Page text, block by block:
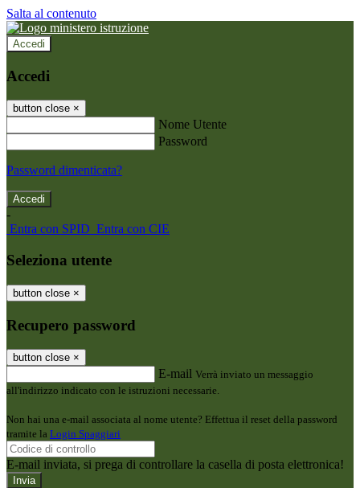
Salta al contenuto
Accedi
Accedi
button close ×
Nome Utente
Password
Password dimenticata?
-
Entra con SPID Entra con CIE
Seleziona utente
button close ×
Recupero password
button close ×
E-mail Verrà inviato un messaggio
all'indirizzo indicato con le istruzioni necessarie.
Non hai una e-mail associata al nome utente? Effettua il reset della password
tramite la Login Spaggiari
E-mail inviata, si prega di controllare la casella di posta elettronica!